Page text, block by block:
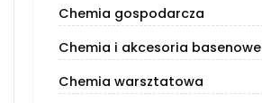
Chemia gospodarcza
Chemia i akcesoria basenowe
Chemia warsztatowa